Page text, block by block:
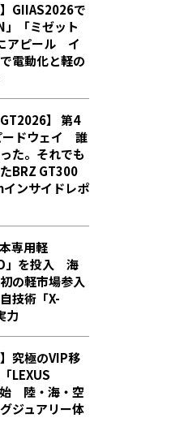
】GIIAS2026で
」「ミゼット
アピール イ
電動化と軽の
GT2026】 第4
ードウェイ 誰
た。それでも
――BRZ GT300
ンサイドレポ
専用軽
」を投入 海
の軽市場参入
技術「X-
力
】究極のVIP移
LEXUS
陸・海・空
ジュアリー体